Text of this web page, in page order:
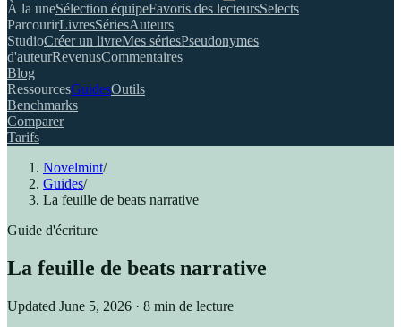
À la uneSélection équipeFavoris des lecteursSelects
ParcourirLivresSériesAuteurs
StudioCréer un livreMes sériesPseudonymes
d'auteurRevenusCommentaires
Blog
RessourcesGuidesOutils
Benchmarks
Comparer
Tarifs
Novelmint/
Guides/
La feuille de beats narrative
Guide d'écriture
La feuille de beats narrative
Updated June 5, 2026 · 8 min de lecture